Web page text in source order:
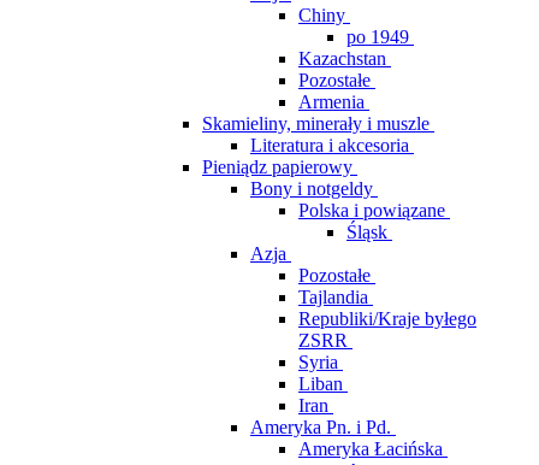
Chiny
po 1949
Kazachstan
Pozostałe
Armenia
Skamieliny, minerały i muszle
Literatura i akcesoria
Pieniądz papierowy
Bony i notgeldy
Polska i powiązane
Śląsk
Azja
Pozostałe
Tajlandia
Republiki/Kraje byłego
ZSRR
Syria
Liban
Iran
Ameryka Pn. i Pd.
Ameryka Łacińska